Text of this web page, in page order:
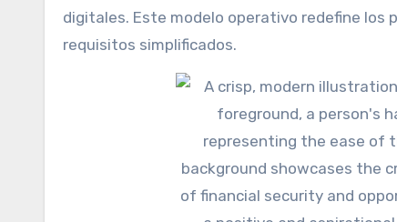
digitales. Este modelo operativo redefine los
requisitos simplificados.